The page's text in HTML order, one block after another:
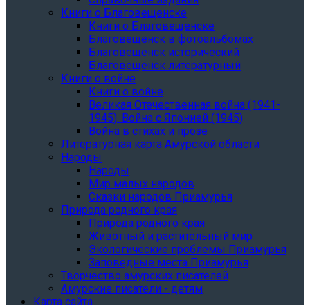
Книги о Благовещенске
Книги о Благовещенске
Благовещенск в фотоальбомах
Благовещенск исторический
Благовещенск литературный
Книги о войне
Книги о войне
Великая Отечественная война (1941-
1945). Война с Японией (1945)
Война в стихах и прозе
Литературная карта Амурской области
Народы
Народы
Мир малых народов
Сказки народов Приамурья
Природа родного края
Природа родного края
Животный и растительный мир
Экологические проблемы Приамурья
Заповедные места Приамурья
Творчество амурских писателей
Амурские писатели - детям
Карта сайта